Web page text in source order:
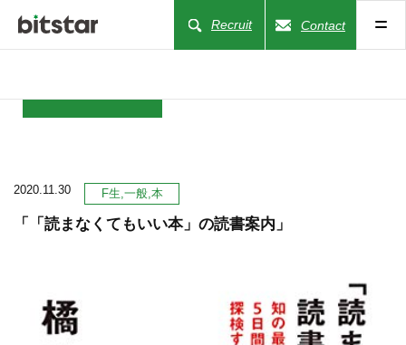
Recruit Contact
COMPANY
WORKS
2020.11.30 F生 一般 本
「「読まなくてもいい本」の読書案内」